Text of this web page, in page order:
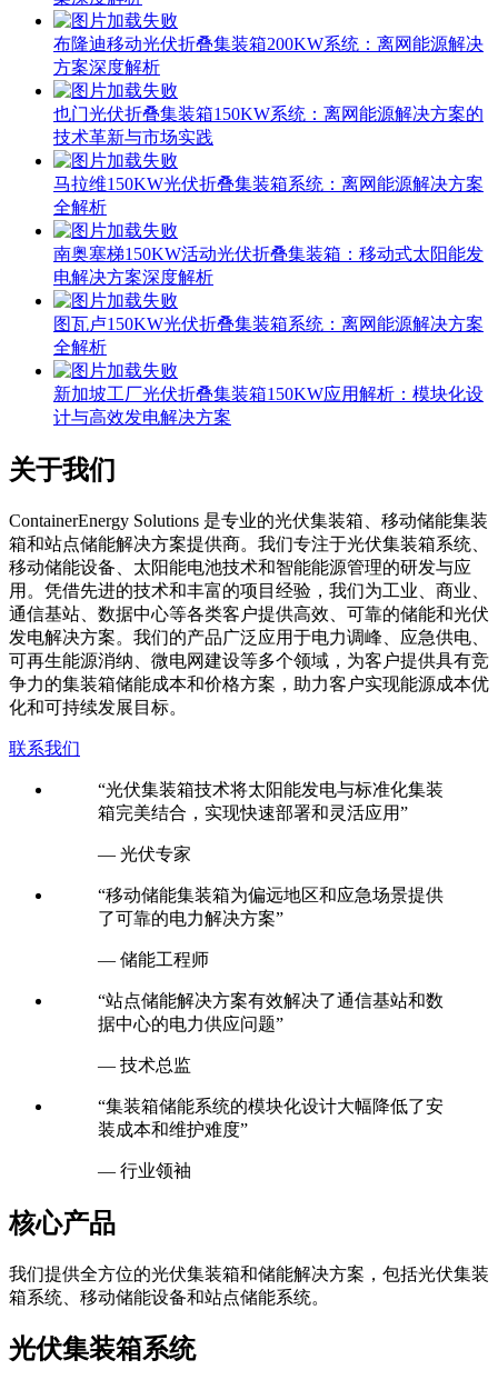
布隆迪移动光伏折叠集装箱200KW系统：离网能源解决
方案深度解析
也门光伏折叠集装箱150KW系统：离网能源解决方案的
技术革新与市场实践
马拉维150KW光伏折叠集装箱系统：离网能源解决方案
全解析
南奥塞梯150KW活动光伏折叠集装箱：移动式太阳能发
电解决方案深度解析
图瓦卢150KW光伏折叠集装箱系统：离网能源解决方案
全解析
新加坡工厂光伏折叠集装箱150KW应用解析：模块化设
计与高效发电解决方案
箱和站点储能解决方案提供商。我们专注于光伏集装箱系统、
移动储能设备、太阳能电池技术和智能能源管理的研发与应
用。凭借先进的技术和丰富的项目经验，我们为工业、商业、
通信基站、数据中心等各类客户提供高效、可靠的储能和光伏
发电解决方案。我们的产品广泛应用于电力调峰、应急供电、
可再生能源消纳、微电网建设等多个领域，为客户提供具有竞
争力的集装箱储能成本和价格方案，助力客户实现能源成本优
化和可持续发展目标。
联系我们
箱完美结合，实现快速部署和灵活应用”
— 光伏专家
“移动储能集装箱为偏远地区和应急场景提供
了可靠的电力解决方案”
— 储能工程师
“站点储能解决方案有效解决了通信基站和数
据中心的电力供应问题”
— 技术总监
“集装箱储能系统的模块化设计大幅降低了安
装成本和维护难度”
— 行业领袖
箱系统、移动储能设备和站点储能系统。
50kW-500kW